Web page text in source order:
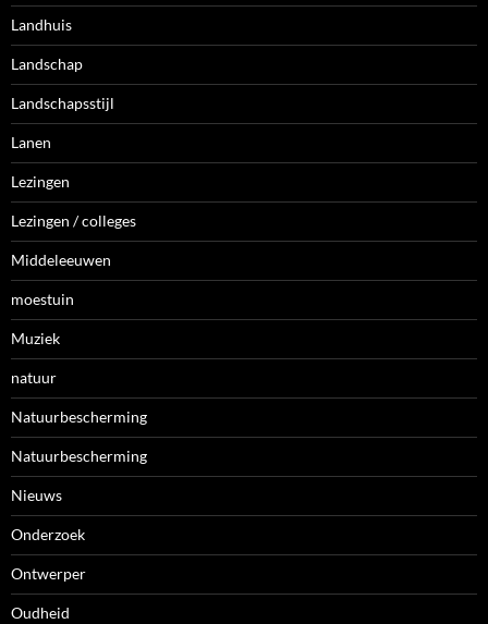
Landhuis
Landschap
Landschapsstijl
Lanen
Lezingen
Lezingen / colleges
Middeleeuwen
moestuin
Muziek
natuur
Natuurbescherming
Natuurbescherming
Nieuws
Onderzoek
Ontwerper
Oudheid